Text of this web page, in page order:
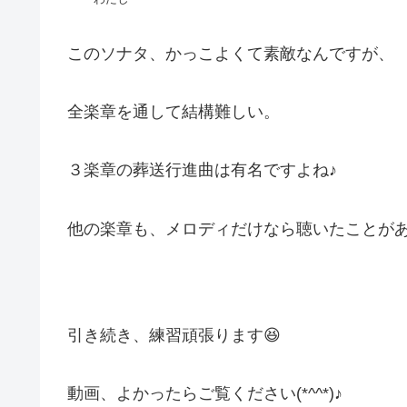
このソナタ、かっこよくて素敵なんですが、
全楽章を通して結構難しい。
３楽章の葬送行進曲は有名ですよね♪
他の楽章も、メロディだけなら聴いたことが
引き続き、練習頑張ります😆
動画、よかったらご覧ください(*^^*)♪